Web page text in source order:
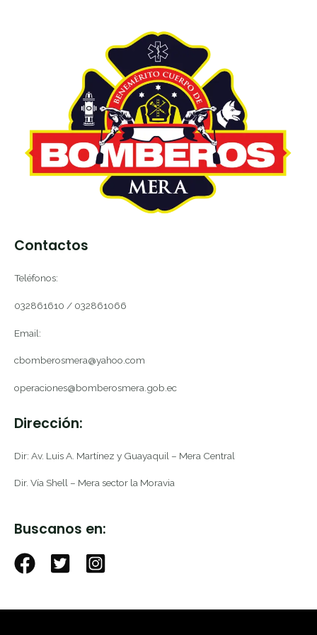
Contactos
Teléfonos:
032861610 / 032861066
Email:
cbomberosmera@yahoo.com
operaciones@bomberosmera.gob.ec
Dirección:
Dir: Av. Luis A. Martínez y Guayaquil – Mera Central
Dir. Vía Shell – Mera sector la Moravia
Buscanos en: